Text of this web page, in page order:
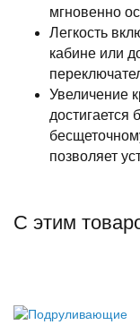
мгновенно
Легкость
кабине или
Увеличение
достигается
позволяет
С этим